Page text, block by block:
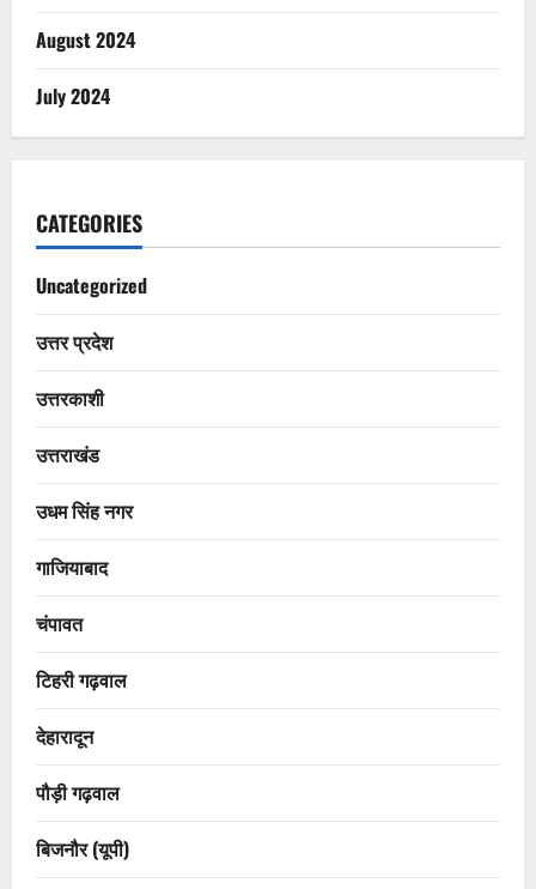
August 2024
July 2024
CATEGORIES
Uncategorized
उत्तर प्रदेश
उत्तरकाशी
उत्तराखंड
उधम सिंह नगर
गाजियाबाद
चंपावत
टिहरी गढ़वाल
देहारादून
पौड़ी गढ़वाल
बिजनौर (यूपी)